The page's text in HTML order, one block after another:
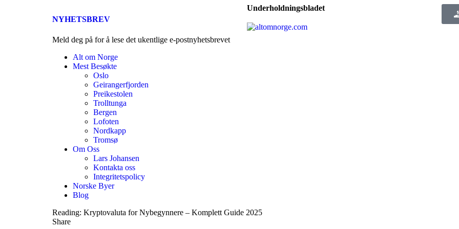
NYHETSBREV
Meld deg på for å lese det ukentlige e-postnyhetsbrevet
Underholdningsbladet
Alt om Norge
Mest Besøkte
Oslo
Geirangerfjorden
Preikestolen
Trolltunga
Bergen
Lofoten
Nordkapp
Tromsø
Om Oss
Lars Johansen
Kontakta oss
Integritetspolicy
Norske Byer
Blog
Reading: Kryptovaluta for Nybegynnere – Komplett Guide 2025
Share